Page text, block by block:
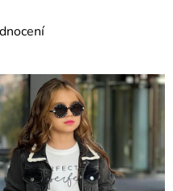
0,0 z 5 hvězdiček.